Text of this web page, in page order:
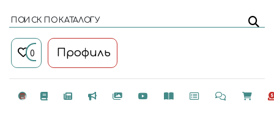
ПОИСК ПО КАТАЛОГУ
0 Профиль